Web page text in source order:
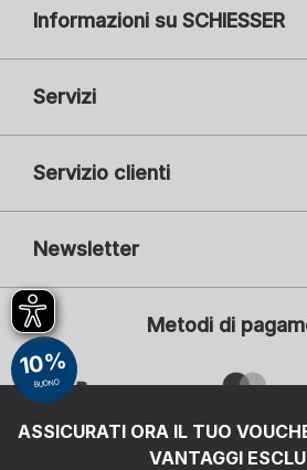
Informazioni su SCHIESSER
Servizi
Servizio clienti
Newsletter
Il vostro indirizzo e-mail
Mi interessa:
Moda bambini
ADIDAS
Metodi di
ASSICURATI ORA IL TUO
VANTAGGI
10%
BUONO